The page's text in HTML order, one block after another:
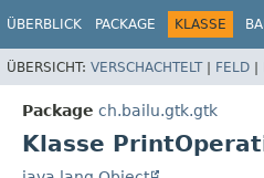
ÜBERBLICK PACKAGE KLASSE
ÜBERSICHT: VERSCHACHTELT| FELD |
Package ch.bailu.gtk.gtk
Klasse